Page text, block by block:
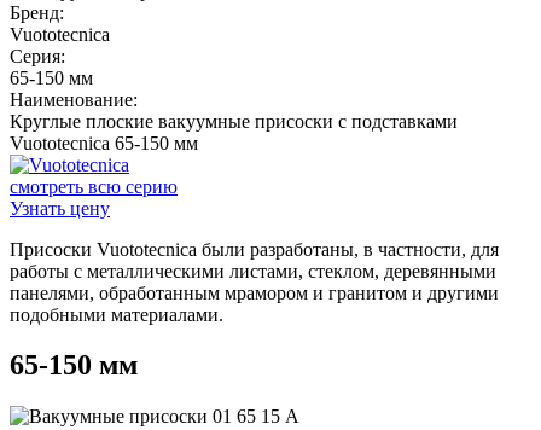
Бренд:
Vuototecnica
Серия:
65-150 мм
Наименование:
Круглые плоские вакуумные присоски с подставками
Vuototecnica 65-150 мм
смотреть всю серию
Узнать цену
Присоски Vuototecnica были разработаны, в частности, для
работы с металлическими листами, стеклом, деревянными
панелями, обработанным мрамором и гранитом и другими
подобными материалами.
65-150 мм